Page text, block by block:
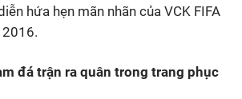
hứa hẹn mãn nhãn của VCK FIFA
2016.
đá trận ra quân trong trang phục